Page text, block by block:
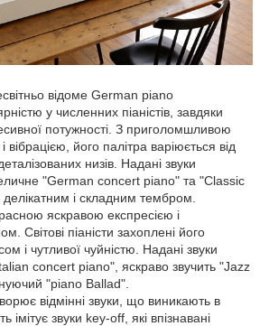
відоме German piano
у численних піаністів, завдяки
потужності. З приголомшливою
вібрацією, його палітра варіюється від
низів. Надані звуки
"German concert piano" та "Classic
і складним тембром.
яскравою експресією і
Світові піаністи захоплені його
і чутливої чуйністю. Надані звуки
concert piano", яскраво звучить "Jazz
"piano Ballad".
відмінні звуки, що виникають в
імітує звуки key-off, які впізнавані